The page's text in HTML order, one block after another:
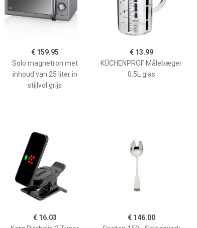
€ 159.95
Solo magnetron met
inhoud van 25 liter in
stijlvol grijs
€ 13.99
KÜCHENPROF Målebæger
0.5L glas
€ 16.03
€ 146.00